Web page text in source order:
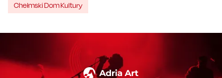
Chełmski Dom Kultury